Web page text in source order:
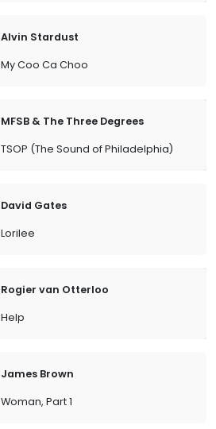
Alvin Stardust
My Coo Ca Choo
MFSB & The Three Degrees
TSOP (The Sound of Philadelphia)
David Gates
Lorilee
Rogier van Otterloo
Help
James Brown
Woman, Part 1